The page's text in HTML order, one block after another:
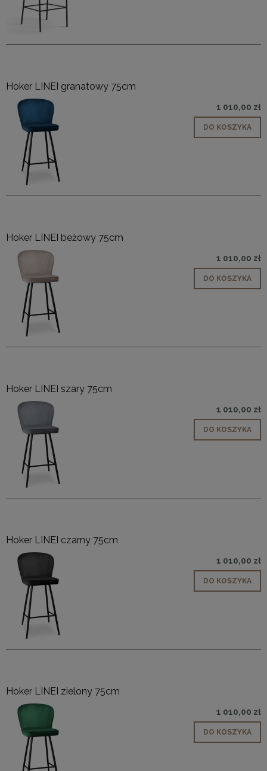
Hoker LINEI granatowy 75cm
1 010,00 zł
DO KOSZYKA
Hoker LINEI beżowy 75cm
1 010,00 zł
DO KOSZYKA
Hoker LINEI szary 75cm
1 010,00 zł
DO KOSZYKA
Hoker LINEI czarny 75cm
1 010,00 zł
DO KOSZYKA
Hoker LINEI zielony 75cm
1 010,00 zł
DO KOSZYKA